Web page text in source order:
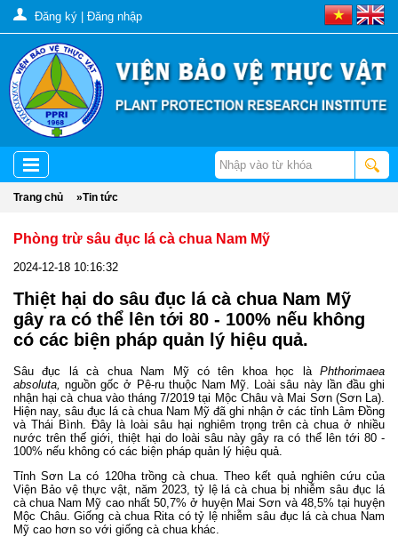
Đăng ký Đăng nhập
Trang chủ »Tin tức
Phòng trừ sâu đục lá cà chua Nam Mỹ
2024-12-18 10:16:32
Thiệt hại do sâu đục lá cà chua Nam Mỹ
gây ra có thể lên tới 80 - 100% nếu không
có các biện pháp quản lý hiệu quả.
Sâu đục lá cà chua Nam Mỹcó tên khoa học là Phthorimaea
absoluta, nguồn gốc ở Pê-ru thuộc Nam Mỹ. Loài sâu này lần đầu ghi
nhận hại cà chua vào tháng 7/2019 tại Mộc Châu và Mai Sơn (Sơn La).
Hiện nay, sâu đục lá cà chua Nam Mỹ đã ghi nhận ở các tỉnh Lâm Đồng
và Thái Bình. Đây là loài sâu hại nghiêm trọng trên cà chua ở nhiều
nước trên thế giới, thiệt hại do loài sâu này gây ra có thể lên tới 80 -
100% nếu không có các biện pháp quản lý hiệu quả.
Tỉnh Sơn La có 120ha trồng cà chua. Theo kết quả nghiên cứu của
Viện Bảo vệ thực vật, năm 2023, tỷ lệ lá cà chua bị nhiễm sâu đục lá
cà chua Nam Mỹ cao nhất 50,7% ở huyện Mai Sơn và 48,5% tại huyện
Mộc Châu. Giống cà chua Rita có tỷ lệ nhiễm sâu đục lá cà chua Nam
Mỹ cao hơn so với giống cà chua khác.